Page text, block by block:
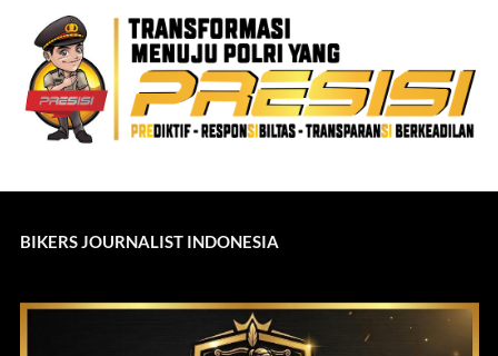
BIKERS JOURNALIST INDONESIA